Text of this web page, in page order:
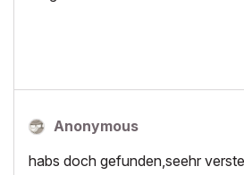
Anonymous
habs doch gefunden,seehr